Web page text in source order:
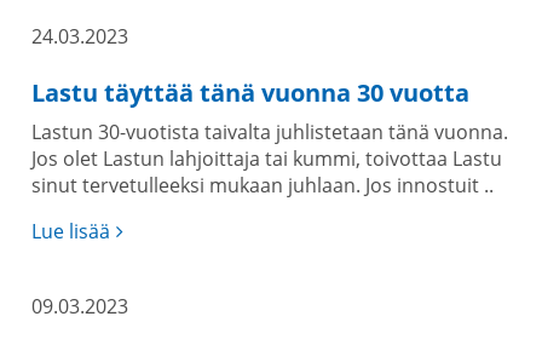
24.03.2023
Lastu täyttää tänä vuonna 30 vuotta
Lastun 30-vuotista taivalta juhlistetaan tänä vuonna.
Jos olet Lastun lahjoittaja tai kummi, toivottaa Lastu
sinut tervetulleeksi mukaan juhlaan. Jos innostuit ..
Lue lisää
09.03.2023